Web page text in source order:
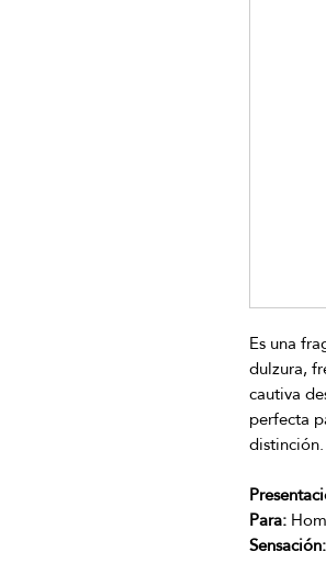
Es una
dulzura,
cautiva
perfecta
distinción.
Para:
Sensación: